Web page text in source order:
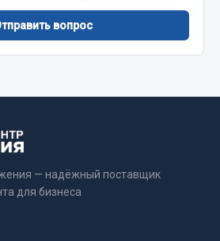
канаты
вопрос
— надёжный поставщик
для бизнеса